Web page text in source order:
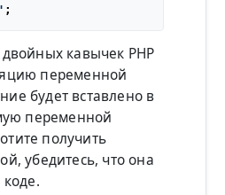
кавычек PHP
переменной
будет вставлено в
переменной
получить
убедитесь, что она